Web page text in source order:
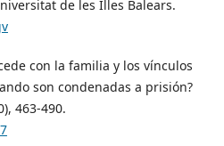
de les Illes Balears.
con la familia y los vínculos
son condenadas a prisión?
463-490.